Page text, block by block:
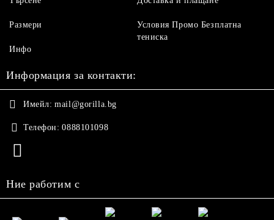
Размери
Инфо
Условия Промо Безплатна
тениска
Информация за контакти:
Имейл: mail@gorilla.bg
Телефон: 0888101098
Ние работим с